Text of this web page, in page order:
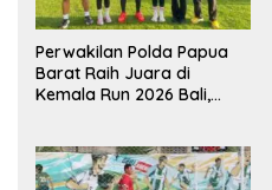
Perwakilan Polda Papua
Barat Raih Juara di
Kemala Run 2026 Bali,